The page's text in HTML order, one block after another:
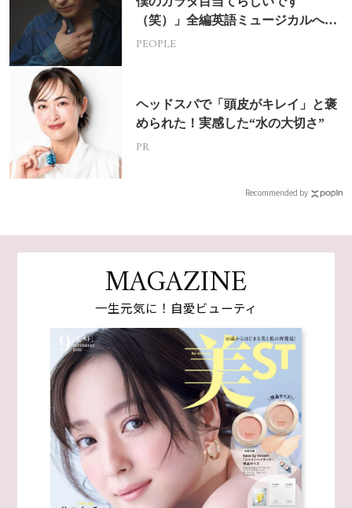
（笑）」全編英語ミュージカルへの
挑戦
PEOPLE
ヘッドスパで「頭皮がキレイ」と褒
められた！実感した“水の大切さ”
PR
Recommended by
MAGAZINE
一生元気に！自愛ビューティ